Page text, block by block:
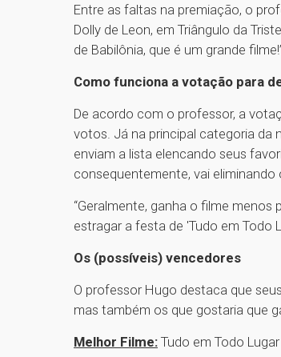
Entre as faltas na premiação, o
Dolly de Leon, em Triângulo da
de Babilônia, que é um grande
Como funciona a votação para
De acordo com o professor, a
votos. Já na principal categoria da
enviam a lista elencando seus
consequentemente, vai
“Geralmente, ganha o filme
estragar a festa de 'Tudo em Todo
Os (possíveis) vencedores
O professor Hugo destaca que
mas também os que gostaria que
Melhor Filme: Tudo em Todo